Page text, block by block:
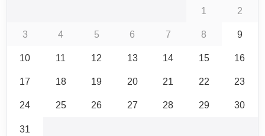
1
2
3
4 5 6 7 8
9
10
11 12 13 14 15
16
17
18 19 20 21 22
23
24
25 26 27 28 29
30
31